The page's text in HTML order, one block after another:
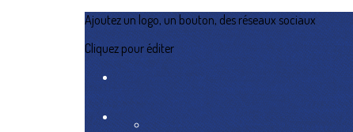
Ajoutez un logo, un bouton, des réseaux sociaux
Cliquez pour éditer